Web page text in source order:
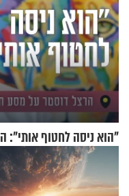
"הוא ניסה לחטוף אותי":